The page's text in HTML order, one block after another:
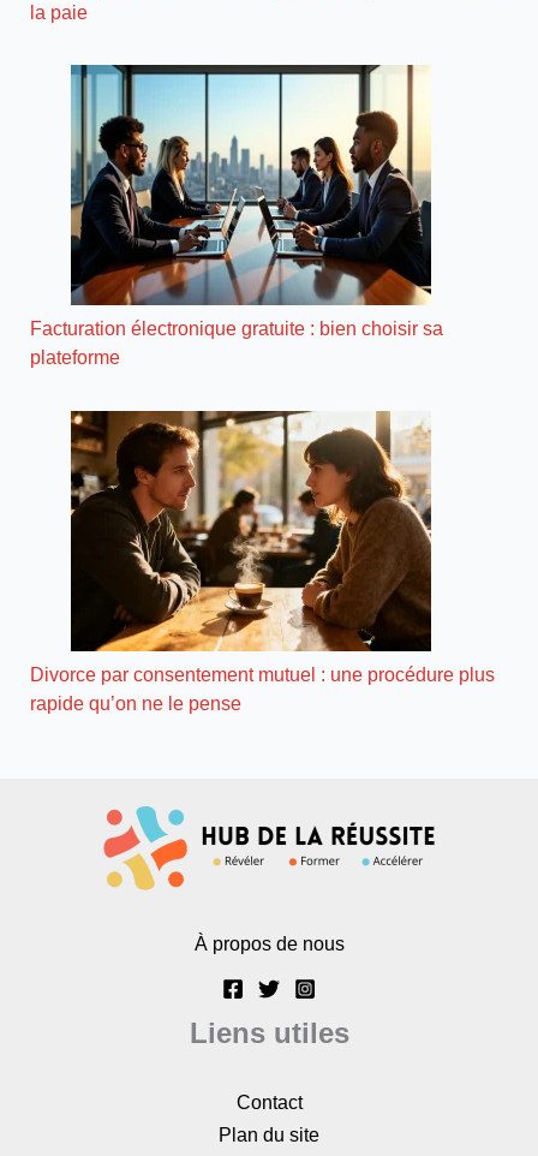
la paie
Facturation électronique gratuite : bien choisir sa
plateforme
Divorce par consentement mutuel : une procédure plus
rapide qu’on ne le pense
À propos de nous
Liens utiles
Contact
Plan du site